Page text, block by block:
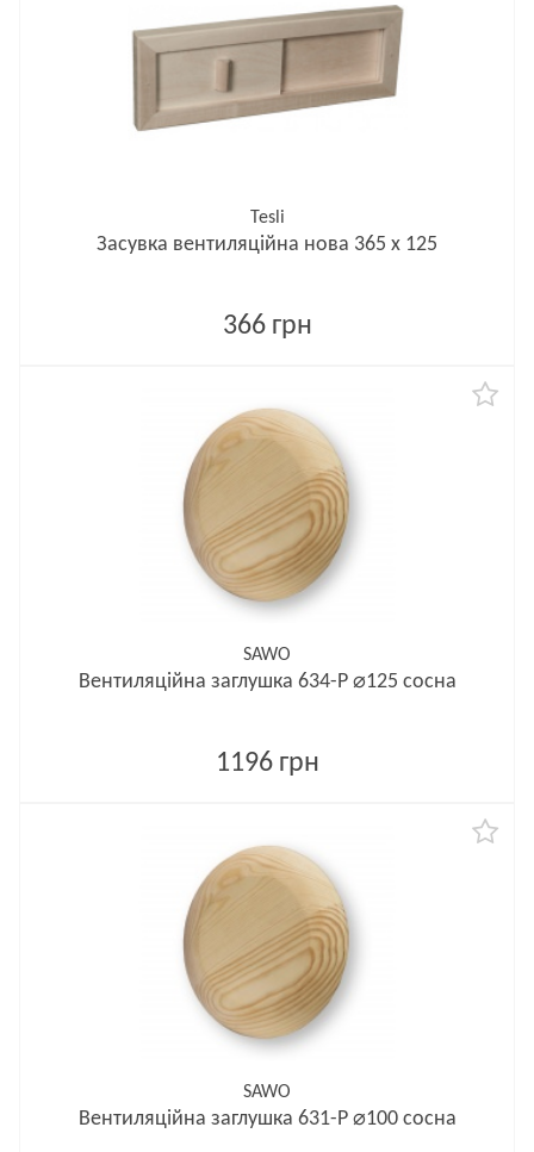
Tesli
Засувка вентиляційна нова 365 x 125
366 грн
SAWO
Вентиляційна заглушка 634-P ⌀125 сосна
1196 грн
SAWO
Вентиляційна заглушка 631-P ⌀100 сосна